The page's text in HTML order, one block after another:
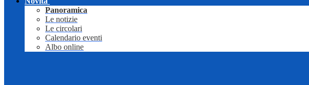
Panoramica
Le notizie
Le circolari
Calendario eventi
Albo online